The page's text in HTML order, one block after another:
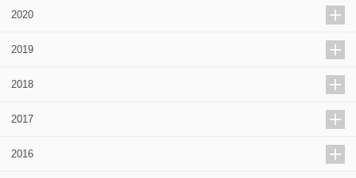
2020
2019
2018
2017
2016